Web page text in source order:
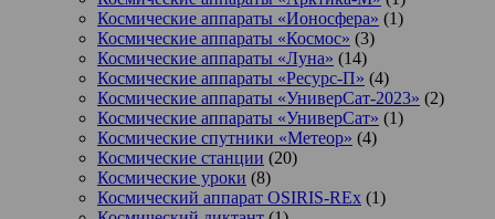
Космические аппараты «Ионосфера» (1)
Космические аппараты «Космос» (3)
Космические аппараты «Луна» (14)
Космические аппараты «Ресурс-П» (4)
Космические аппараты «УниверСат-2023» (2)
Космические аппараты «УниверСат» (1)
Космические спутники «Метеор» (4)
Космические станции (20)
Космические уроки (8)
Космический аппарат OSIRIS-REx (1)